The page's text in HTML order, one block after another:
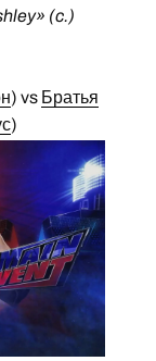
(c.)
) vs Братья
)